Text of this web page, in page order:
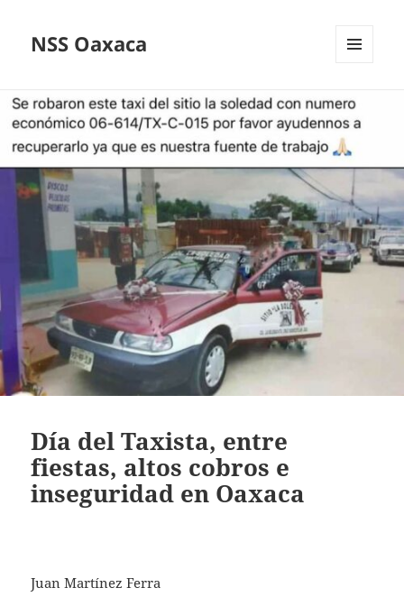
NSS Oaxaca
WIDGETS
Día del Taxista, entre
fiestas, altos cobros e
inseguridad en Oaxaca
Juan Martínez Ferra